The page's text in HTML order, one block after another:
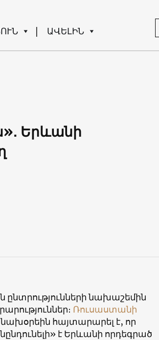
ԱՎԵԼԻՆ
Երևանի
նախաշեմին
Ռուսաստանի
հայտարարել է, որ
է Երևանի որդեգրած